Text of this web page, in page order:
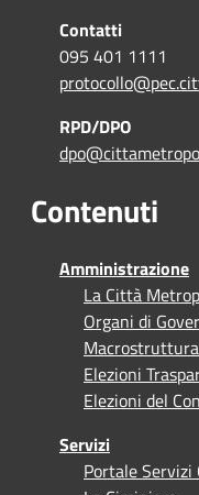
Contatti
095 401 1111
RPD/DPO
Contenuti
Amministrazione
La Città
Organi di
Elezioni
Elezioni del
Servizi
Portale Servizi